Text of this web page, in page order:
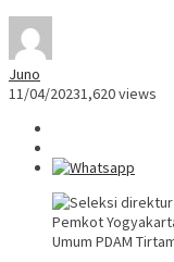
Juno
11/04/20231,620 views
Pemkot
Umum PDAM